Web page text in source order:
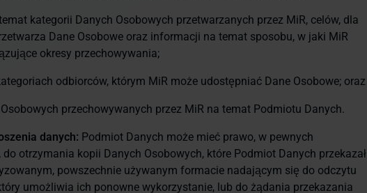
kategorii Danych Osobowych przetwarzanych przez MiR, celów, dla
Dane Osobowe oraz informacji na temat sposobu, w jaki MiR
okresy przechowywania;
odbiorców, którym MiR może udostępniać Dane Osobowe; oraz
przechowywanych przez MiR na temat Podmiotu Danych.
danych: Podmiot Danych może mieć prawo, w pewnych
otrzymania kopii Danych Osobowych, które Podmiot Danych przekazał
powszechnie używanym formacie nadającym się do odczytu
umożliwia ich ponowne wykorzystanie, lub do żądania przekazania